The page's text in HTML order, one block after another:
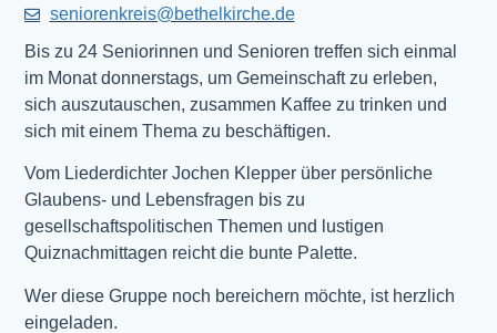
seniorenkreis@bethelkirche.de
Bis zu 24 Seniorinnen und Senioren treffen sich einmal
im Monat donnerstags, um Gemeinschaft zu erleben,
sich auszutauschen, zusammen Kaffee zu trinken und
sich mit einem Thema zu beschäftigen.
Vom Liederdichter Jochen Klepper über persönliche
Glaubens- und Lebensfragen bis zu
gesellschaftspolitischen Themen und lustigen
Quiznachmittagen reicht die bunte Palette.
Wer diese Gruppe noch bereichern möchte, ist herzlich
eingeladen.